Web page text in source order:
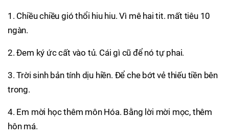
1. Chiều chiều gió thổi hiu hiu. Vì mê hai tit. mất tiêu 10
ngàn.
2. Đem ký ức cất vào tủ. Cái gì cũ để nó tự phai.
3. Trời sinh bản tính dịu hiền. Để che bớt vẻ thiếu tiền bên
trong.
4. Em mời học thêm môn Hóa. Bằng lời mời mọc, thêm
hôn má.